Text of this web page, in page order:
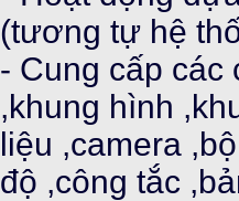
(tương tự hệ
- Cung cấp các
,khung hình
liệu ,camera
độ ,công tắc